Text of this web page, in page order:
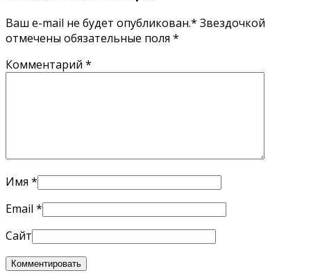
Ваш e-mail не будет опубликован.* Звездочкой
отмечены обязательные поля *
Комментарий *
Имя *
Email *
Сайт